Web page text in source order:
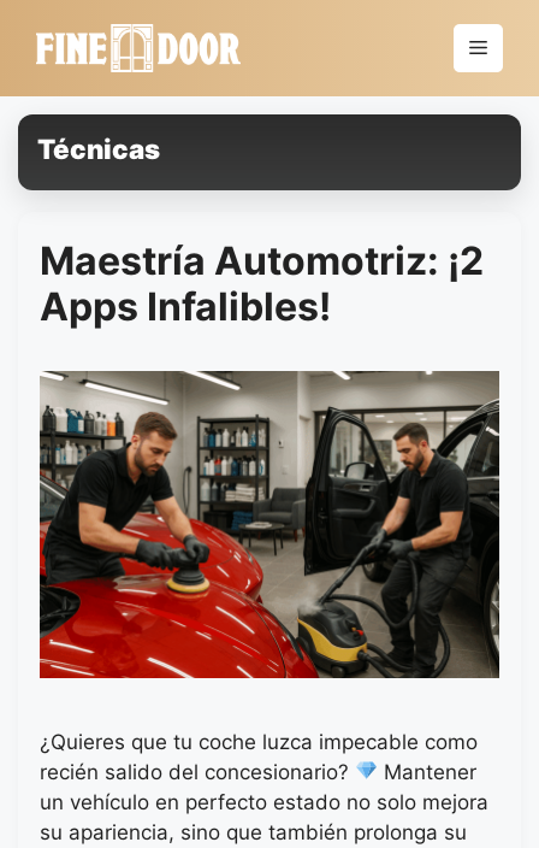
Menú
Técnicas
Maestría Automotriz: ¡2
Apps Infalibles!
¿Quieres que tu coche luzca impecable como
recién salido del concesionario?
Mantener
un vehículo en perfecto estado no solo mejora
su apariencia, sino que también prolonga su